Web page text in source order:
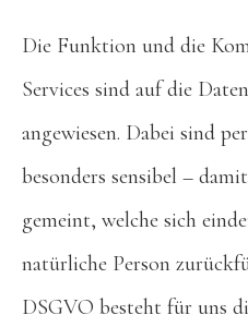
Die Funktion und die
Services sind auf die
angewiesen. Dabei sind
besonders sensibel –
gemeint, welche sich
natürliche Person
DSGVO besteht für uns